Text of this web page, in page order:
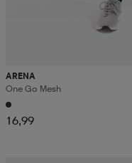
ARENA
One Go Mesh
16,99